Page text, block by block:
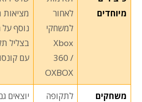
מיוחדים
לאחור
למשחקי
Xbox
360 /
OXBOX
נוסף
בצליל
עם
משחקים
לתקופה
יוצאים